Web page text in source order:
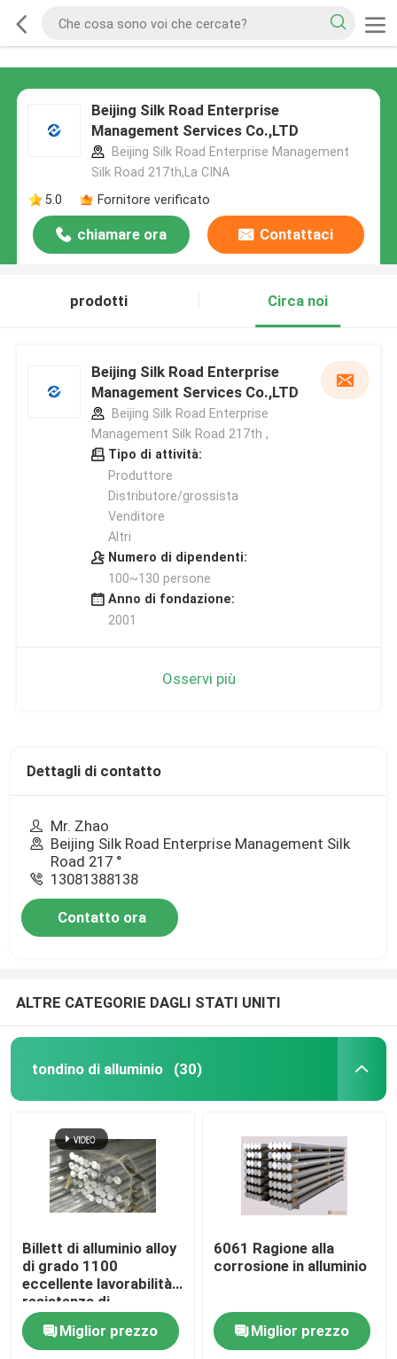
Beijing Silk Road Enterprise
Management Services Co.,LTD
Beijing Silk Road Enterprise Management
Silk Road 217th,La CINA
5.0
Fornitore verificato
chiamare ora Contattaci
prodotti Circa noi
Beijing Silk Road Enterprise
Management Services Co.,LTD
Beijing Silk Road Enterprise
Management Silk Road 217th ,
Tipo di attività:
Produttore
Distributore/grossista
Venditore
Altri
Numero di dipendenti:
100~130 persone
Anno di fondazione:
2001
Osservi più
Dettagli di contatto
Mr. Zhao
Beijing Silk Road Enterprise Management Silk
Road 217 °
13081388138
Contatto ora
ALTRE CATEGORIE DAGLI STATI UNITI
tondino di alluminio (30)
Billett di alluminio alloy
di grado 1100
eccellente lavorabilità
resistenza di
mantenimento
Miglior prezzo
6061 Ragione alla
corrosione in alluminio
Miglior prezzo